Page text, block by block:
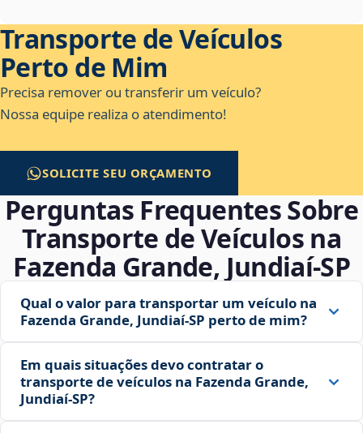
Transporte de Veículos
Perto de Mim
Precisa remover ou transferir um veículo?
Nossa equipe realiza o atendimento!
SOLICITE SEU ORÇAMENTO
Perguntas Frequentes Sobre
Transporte de Veículos na
Fazenda Grande, Jundiaí‑SP
Qual o valor para transportar um veículo na
Fazenda Grande, Jundiaí‑SP perto de mim?
Em quais situações devo contratar o
transporte de veículos na Fazenda Grande,
Jundiaí‑SP?